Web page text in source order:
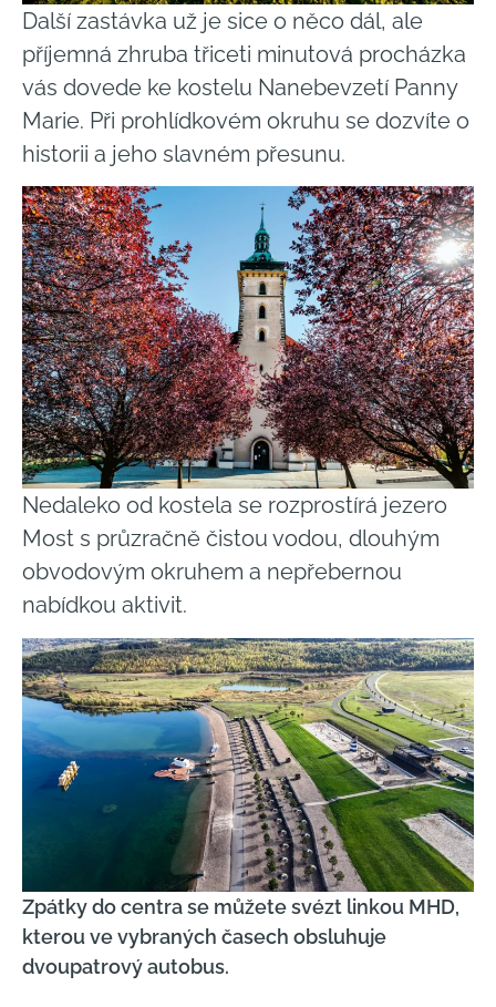
Další zastávka už je sice o něco dál, ale
příjemná zhruba třiceti minutová procházka
vás dovede ke kostelu Nanebevzetí Panny
Marie. Při prohlídkovém okruhu se dozvíte o
historii a jeho slavném přesunu.
Nedaleko od kostela se rozprostírá jezero
Most s průzračně čistou vodou, dlouhým
obvodovým okruhem a nepřebernou
nabídkou aktivit.
Zpátky do centra se můžete svézt linkou MHD,
kterou ve vybraných časech obsluhuje
dvoupatrový autobus.